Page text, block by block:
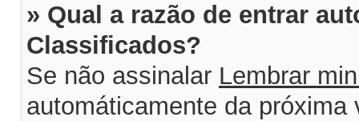
» Qual a razão de entrar
Classificados?
Se não assinalar Lembrar
automáticamente da